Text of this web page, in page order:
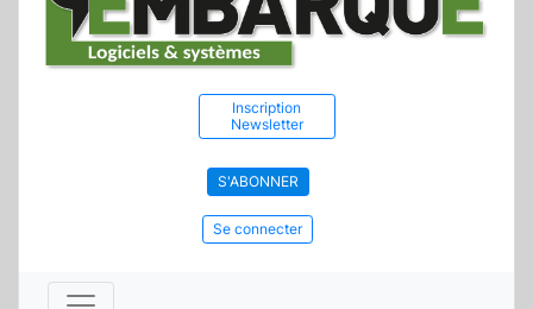
Inscription
Newsletter
S'ABONNER
Se connecter